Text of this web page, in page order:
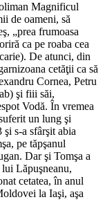
Magnificul
de oameni, să
„prea frumoasa
ca pe roaba cea
De atunci, din
cetăţii ca să
Cornea, Petru
şi fiii săi,
Vodă. În vremea
un lung şi
şi s-a sfârşit abia
pe tăpşanul
Dar şi Tomşa a
Lăpuşneanu,
cetatea, în anul
la Iaşi, aşa